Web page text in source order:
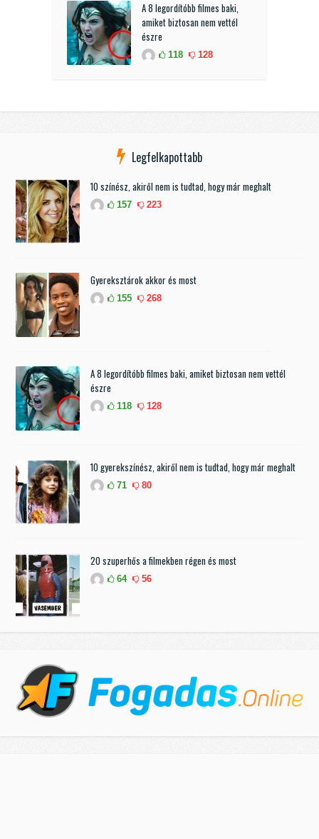
A 8 legordítóbb filmes baki,
amiket biztosan nem vettél
észre
118 128
Legfelkapottabb
10 színész, akiről nem is tudtad, hogy már meghalt
157 223
Gyereksztárok akkor és most
155 268
A 8 legordítóbb filmes baki, amiket biztosan nem vettél
észre
118 128
10 gyerekszínész, akiről nem is tudtad, hogy már meghalt
71 80
20 szuperhős a filmekben régen és most
64 56